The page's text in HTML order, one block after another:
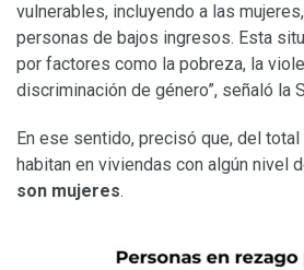
vulnerables, incluyendo a las
personas de bajos ingresos. Esta
por factores como la pobreza, la
discriminación de género”, señaló la
En ese sentido, precisó que, del
habitan en viviendas con algún nivel
son mujeres.